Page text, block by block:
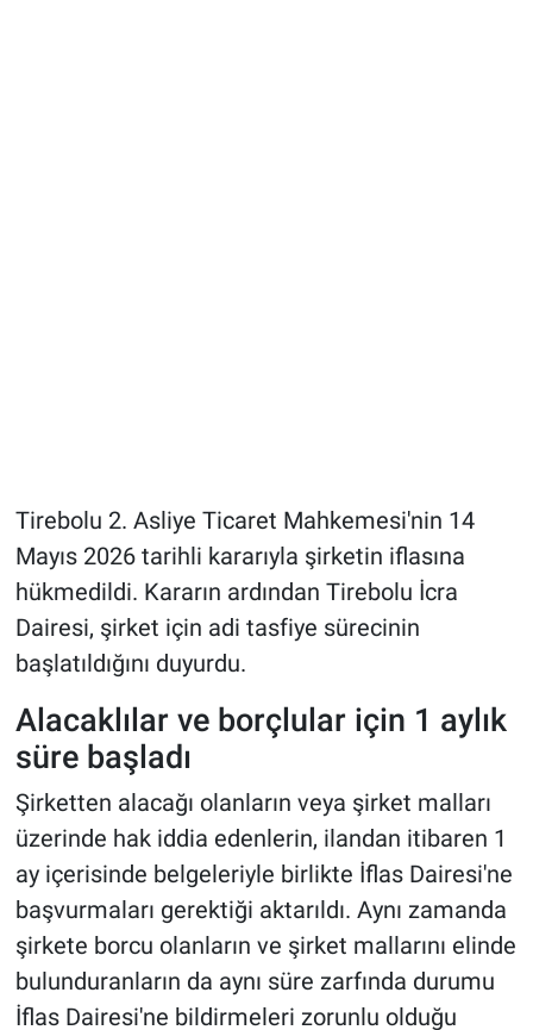
Tirebolu 2. Asliye Ticaret Mahkemesi'nin 14
Mayıs 2026 tarihli kararıyla şirketin iflasına
hükmedildi. Kararın ardından Tirebolu İcra
Dairesi, şirket için adi tasfiye sürecinin
başlatıldığını duyurdu.
Alacaklılar ve borçlular için 1 aylık
süre başladı
Şirketten alacağı olanların veya şirket malları
üzerinde hak iddia edenlerin, ilandan itibaren 1
ay içerisinde belgeleriyle birlikte İflas Dairesi'ne
başvurmaları gerektiği aktarıldı. Aynı zamanda
şirkete borcu olanların ve şirket mallarını elinde
bulunduranların da aynı süre zarfında durumu
İflas Dairesi'ne bildirmeleri zorunlu olduğu